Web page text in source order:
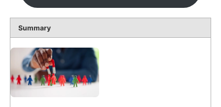
Summary